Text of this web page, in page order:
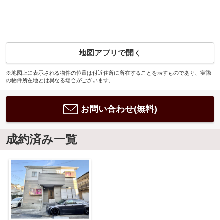
地図アプリで開く
※地図上に表示される物件の位置は付近住所に所在することを表すものであり、実際
の物件所在地とは異なる場合がございます。
お問い合わせ(無料)
成約済み一覧